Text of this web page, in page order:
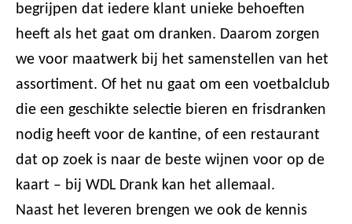
begrijpen dat iedere klant unieke behoeften
heeft als het gaat om dranken. Daarom zorgen
we voor maatwerk bij het samenstellen van het
assortiment. Of het nu gaat om een voetbalclub
die een geschikte selectie bieren en frisdranken
nodig heeft voor de kantine, of een restaurant
dat op zoek is naar de beste wijnen voor op de
kaart – bij WDL Drank kan het allemaal.
Naast het leveren brengen we ook de kennis